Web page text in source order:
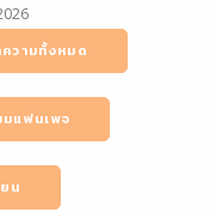
วามทั้งหมด
แฟนเพจ
น